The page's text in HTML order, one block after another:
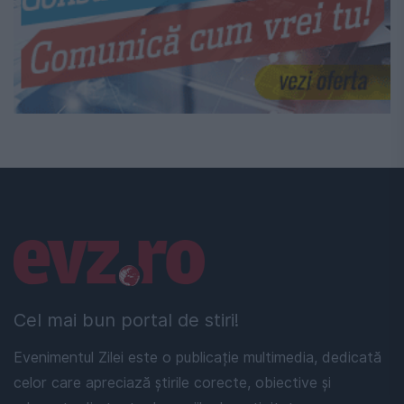
Cel mai bun portal de stiri!
Evenimentul Zilei este o publicație multimedia, dedicată
celor care apreciază știrile corecte, obiective și
Linkuri utile